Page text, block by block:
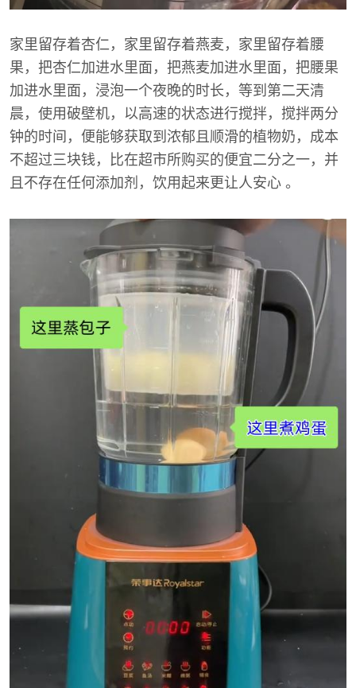
家里留存着杏仁，家里留存着燕麦，家里留存着腰
果，把杏仁加进水里面，把燕麦加进水里面，把腰果
加进水里面，浸泡一个夜晚的时长，等到第二天清
晨，使用破壁机，以高速的状态进行搅拌，搅拌两分
钟的时间，便能够获取到浓郁且顺滑的植物奶，成本
不超过三块钱，比在超市所购买的便宜二分之一，并
且不存在任何添加剂，饮用起来更让人安心 。